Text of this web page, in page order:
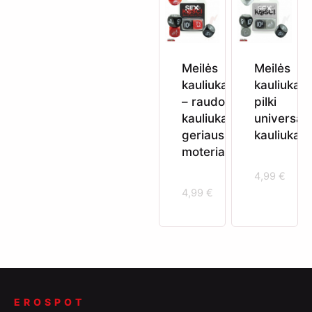
Meilės
kauliukai
– raudoni
kauliukai
geriausiai
moteriai
4,99 €
Meilės
kauliukai
pilki
kauliukai
4,99 €
EROSPOT